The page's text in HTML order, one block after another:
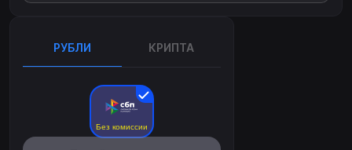
РУБЛИ КРИПТА
Без комиссии